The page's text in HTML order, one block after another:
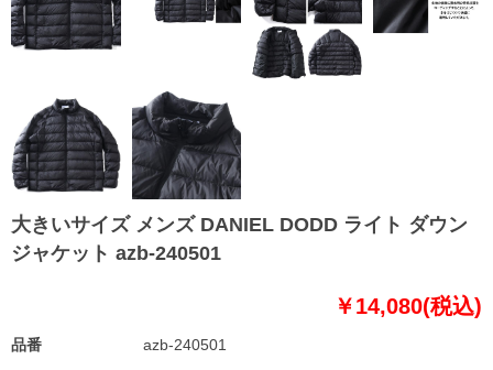
大きいサイズ メンズ DANIEL DODD ライト ダウン
ジャケット azb-240501
￥14,080(税込)
品番 azb-240501